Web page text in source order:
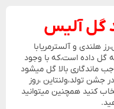
گل آلیس
هلندی و آلسترمریا با
گل داده است،که با وجود
ماندگاری بالا گل میشود
جشن تولد،ولنتاین ،روز
کنید همچنین میتوانید